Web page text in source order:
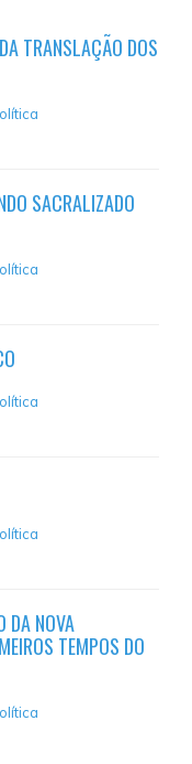
TRANSLAÇÃO DOS
SACRALIZADO
DA NOVA
TEMPOS DO